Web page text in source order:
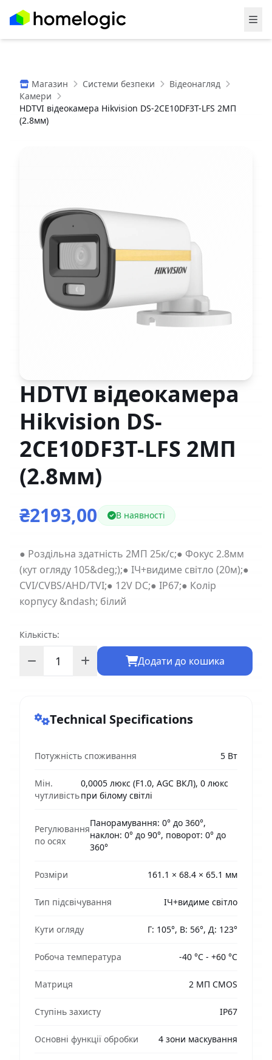
Магазин Системи безпеки
Відеонагляд
Камери
HDTVI відеокамера Hikvision DS-2CE10DF3T-LFS 2МП
(2.8мм)
HDTVI відеокамера
Hikvision DS-
2CE10DF3T-LFS 2МП
(2.8мм)
₴2193,00 В наявності
● Роздільна здатність 2МП 25к/с;● Фокус 2.8мм
(кут огляду 105&deg;);● ІЧ+видиме світло (20м);●
CVI/CVBS/AHD/TVI;● 12V DC;● IP67;● Колір
корпусу &ndash; білий
Кількість:
Додати до кошика
Technical Specifications
Потужність споживання 5 Вт
Мін.
чутливість
0,0005 люкс (F1.0, AGC ВКЛ), 0 люкс
при білому світлі
Регулювання
по осях
Панорамування: 0° до 360°,
наклон: 0° до 90°, поворот: 0° до
360°
Розміри 161.1 × 68.4 × 65.1 мм
Тип підсвічування ІЧ+видиме світло
Кути огляду Г: 105°, В: 56°, Д: 123°
Робоча температура -40 °C - +60 °C
Матриця 2 МП CMOS
Ступінь захисту IP67
Основні функції обробки 4 зони маскування